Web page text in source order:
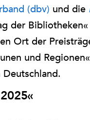
(dbv) und die
der
Ort der
und